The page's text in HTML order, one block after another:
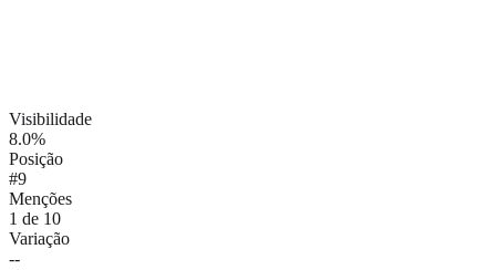
Visibilidade
8.0%
Posição
#9
Menções
1 de 10
Variação
--